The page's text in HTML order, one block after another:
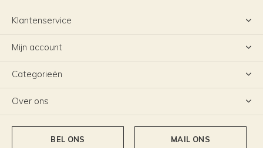
Klantenservice
Mijn account
Categorieën
Over ons
BEL ONS MAIL ONS